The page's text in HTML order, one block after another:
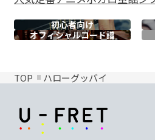
初心者向け
オフィシャルコード譜
TOP ハローグッバイ